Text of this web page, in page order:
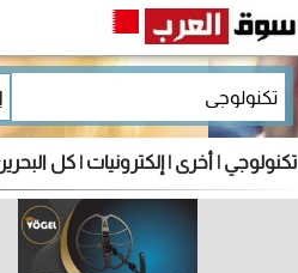
تكنولوجي | أخرى | إلكترونيات | كل